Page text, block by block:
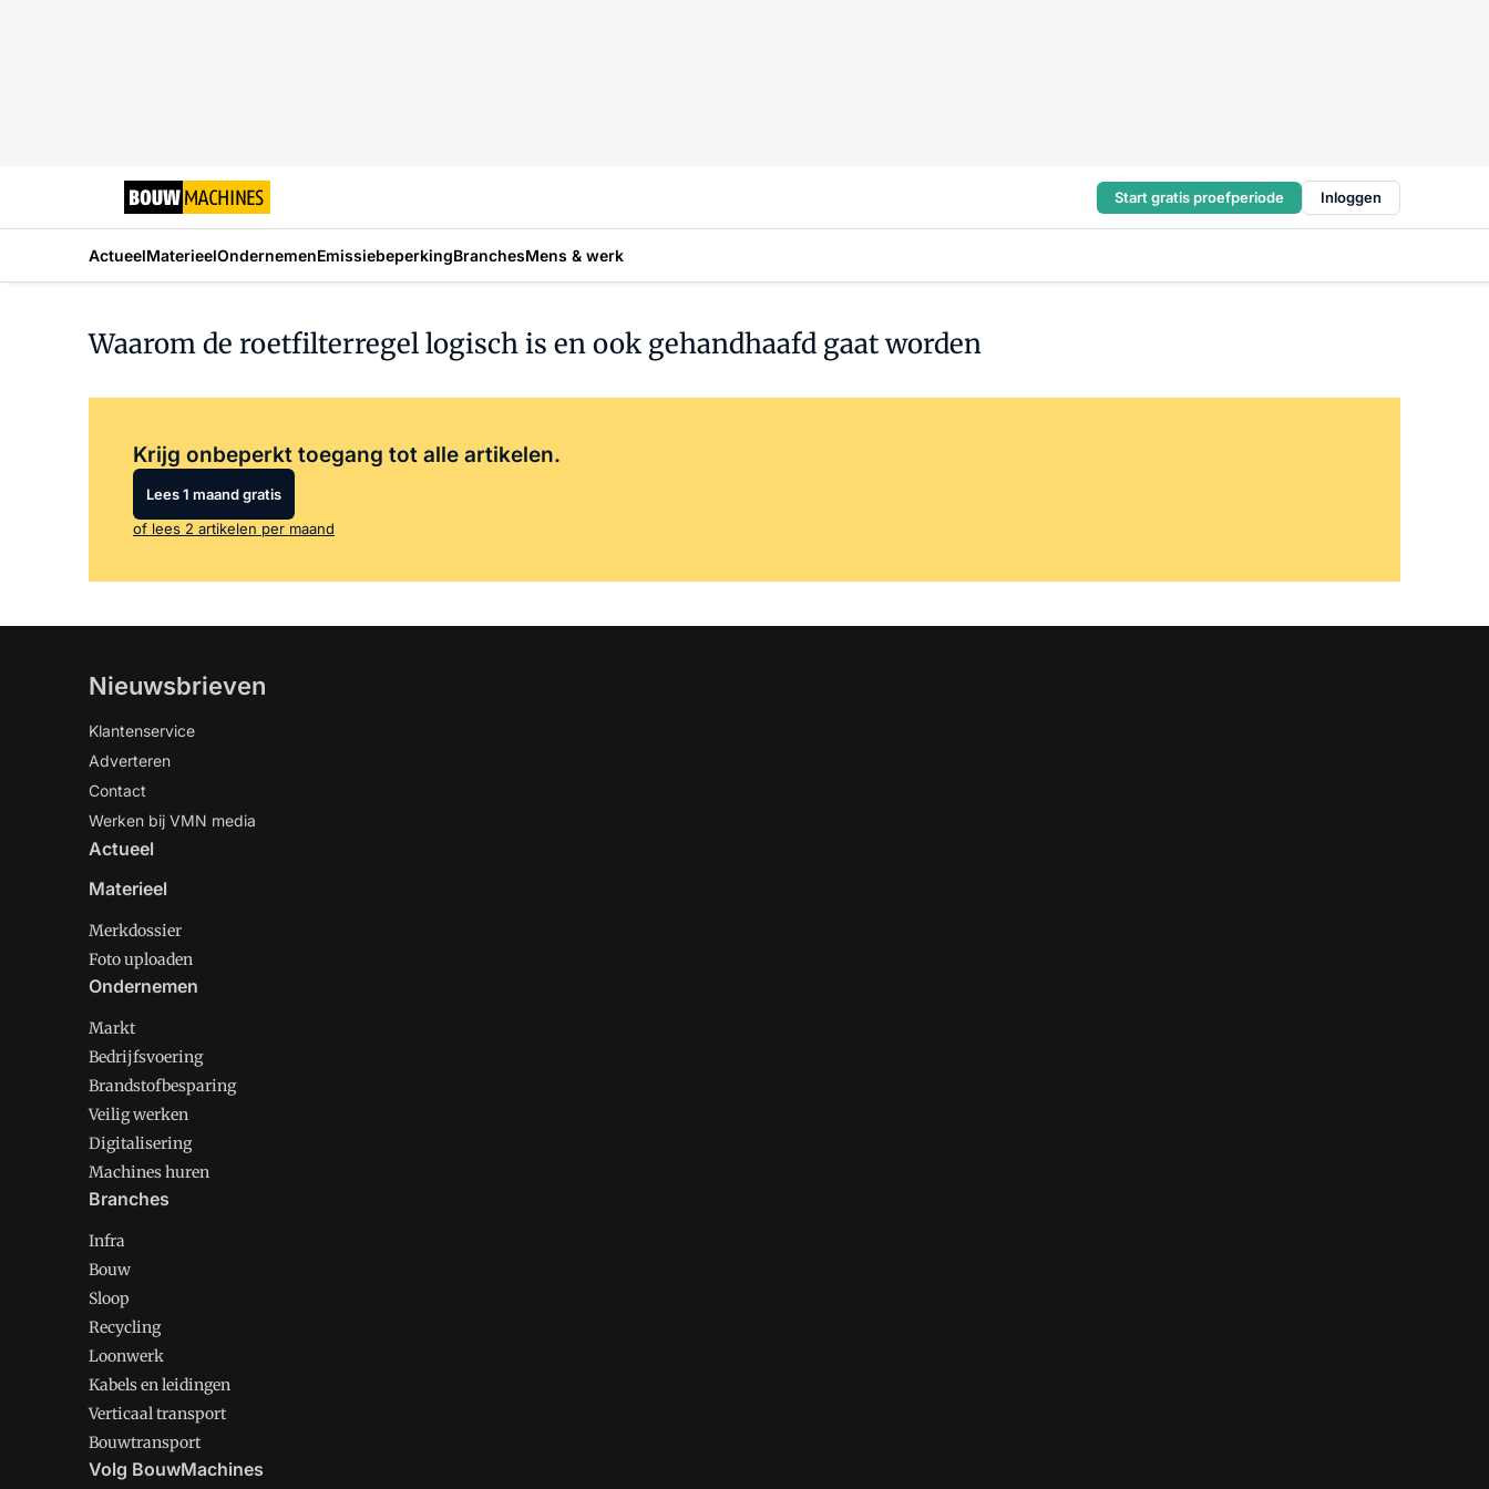
Start gratis proefperiode Inloggen
ActueelMaterieelOndernemenEmissiebeperkingBranchesMens & werk
Waarom de roetfilterregel logisch is en ook gehandhaafd gaat worden
Krijg onbeperkt toegang tot alle artikelen.
Lees 1 maand gratis
of lees 2 artikelen per maand
Nieuwsbrieven
Klantenservice
Adverteren
Contact
Werken bij VMN media
Actueel
Materieel
Merkdossier
Foto uploaden
Ondernemen
Markt
Bedrijfsvoering
Brandstofbesparing
Veilig werken
Digitalisering
Machines huren
Branches
Infra
Bouw
Sloop
Recycling
Loonwerk
Kabels en leidingen
Verticaal transport
Bouwtransport
Volg BouwMachines